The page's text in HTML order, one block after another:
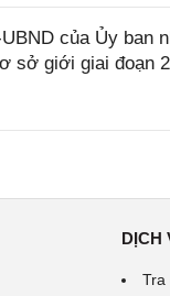
của Ủy ban
sở giới giai đoạn
DỊCH
Tra